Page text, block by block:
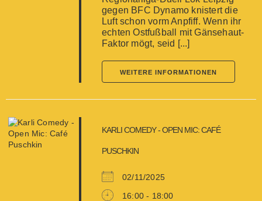
gegen BFC Dynamo knistert die
Luft schon vorm Anpfiff. Wenn ihr
echten Ostfußball mit Gänsehaut-
Faktor mögt, seid [...]
WEITERE INFORMATIONEN
KARLI COMEDY - OPEN MIC: CAFÉ
PUSCHKIN
02/11/2025
16:00 - 18:00